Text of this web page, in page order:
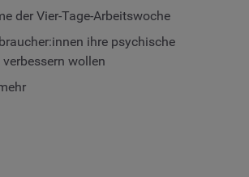
der Vier-Tage-Arbeitswoche
ihre psychische
wollen